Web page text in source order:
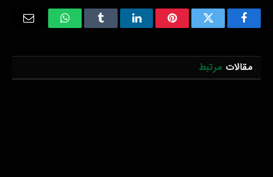
Facebook
Twitter
Pinterest
LinkedIn
Tumblr
WhatsApp
مقالات مرتبط